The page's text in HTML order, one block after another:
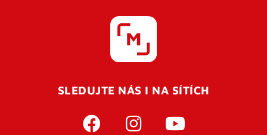
SLEDUJTE NÁS I NA SÍTÍCH